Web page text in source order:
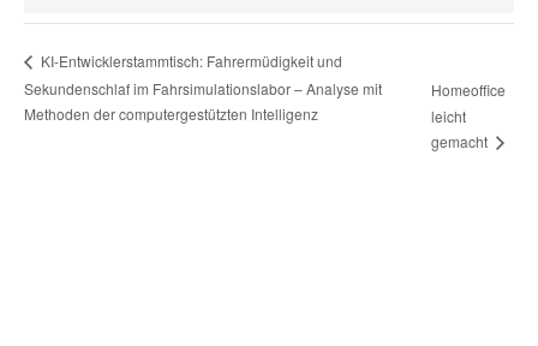
KI-Entwicklerstammtisch: Fahrermüdigkeit und
Sekundenschlaf im Fahrsimulationslabor – Analyse mit
Methoden der computergestützten Intelligenz
Homeoffice
leicht
gemacht